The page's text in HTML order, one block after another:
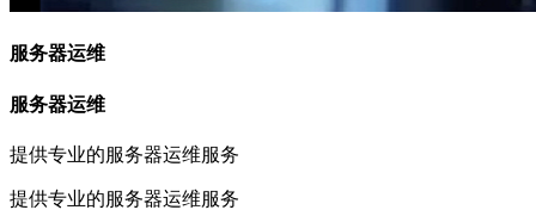
服务器运维
服务器运维
提供专业的服务器运维服务
提供专业的服务器运维服务